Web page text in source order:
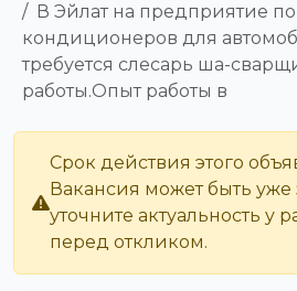
В Эйлат на предприятие
кондиционеров для
требуется слесарь ша-
работы.Опыт работы в
Срок действия этого
Вакансия может быть уже
уточните актуальность у
перед откликом.